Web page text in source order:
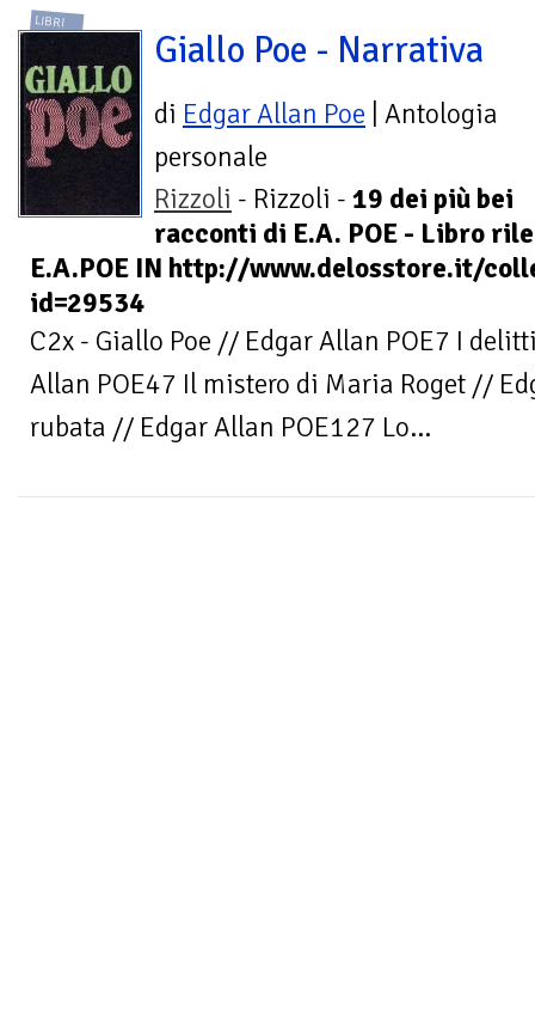
LIBRI
Giallo Poe - Narrativa
di Edgar Allan Poe | Antologia
personale
Rizzoli - Rizzoli - 19 dei più bei
racconti di E.A. POE - Libro
E.A.POE IN http://www.delosstore.it/
id=29534
C2x - Giallo Poe // Edgar Allan POE7 I
Allan POE47 Il mistero di Maria Roget //
rubata // Edgar Allan POE127 Lo...